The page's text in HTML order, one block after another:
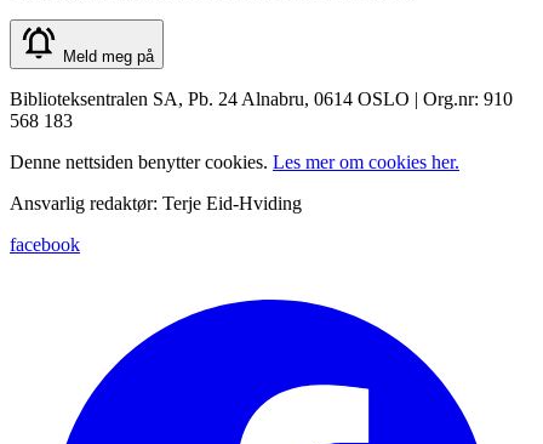
Meld meg på
Biblioteksentralen SA, Pb. 24 Alnabru, 0614 OSLO | Org.nr: 910
568 183
Denne nettsiden benytter cookies. Les mer om cookies her.
Ansvarlig redaktør: Terje Eid-Hviding
facebook